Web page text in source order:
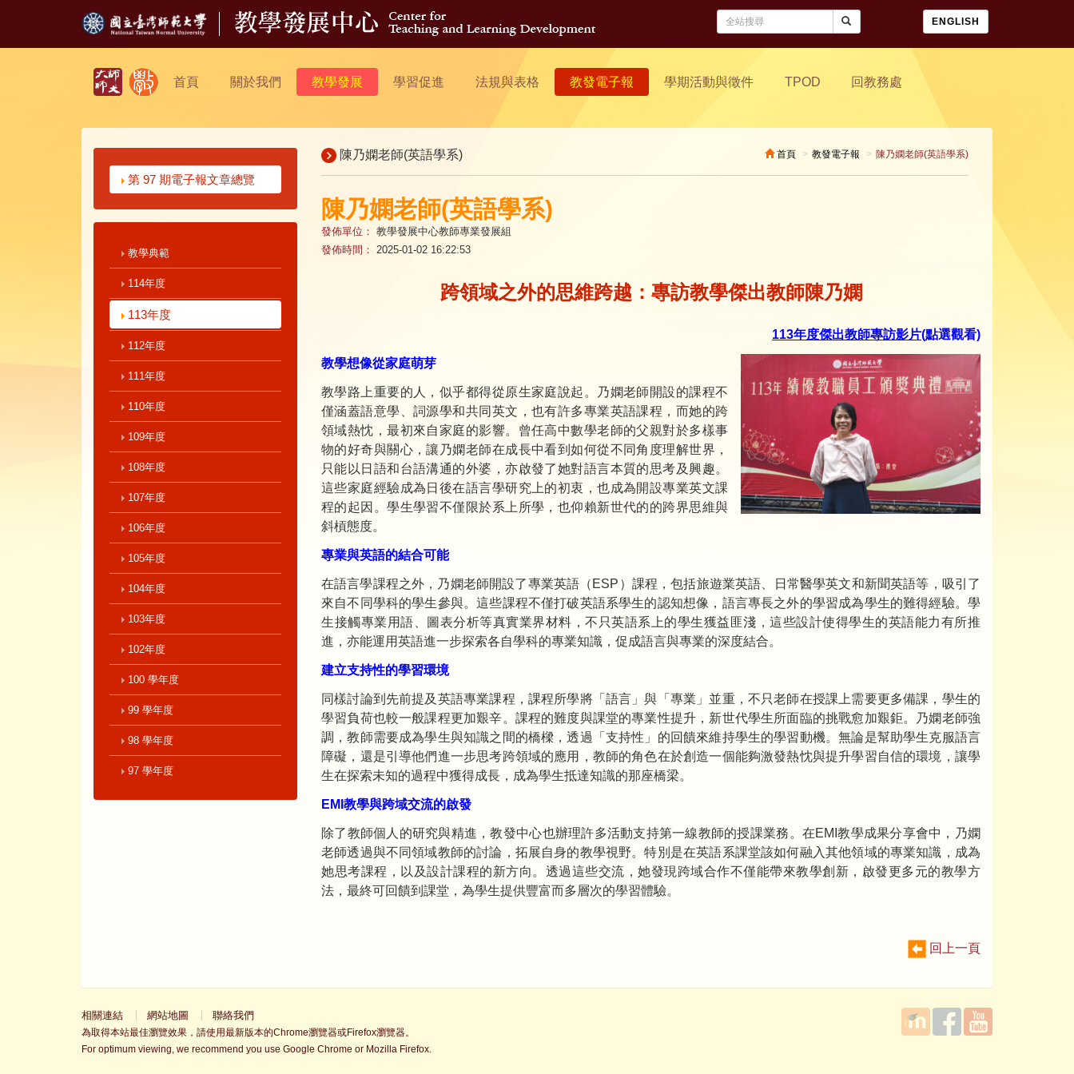
ENGLISH
首頁 關於我們 教學發展 學習促進 法規與表格 教發電子報 學期活動與徵件 TPOD 回教務處
第 97 期電子報文章總覽
教學典範
114年度
113年度
112年度
111年度
110年度
109年度
108年度
107年度
106年度
105年度
104年度
103年度
102年度
100 學年度
99 學年度
98 學年度
97 學年度
陳乃嫻老師(英語學系) 首頁 教發電子報 陳乃嫻老師(英語學系)
陳乃嫻老師(英語學系)
發佈單位： 教學發展中心教師專業發展組
發佈時間： 2025-01-02 16:22:53
跨領域之外的思維跨越：專訪教學傑出教師陳乃嫻
113年度傑出教師專訪影片(點選觀看)
教學想像從家庭萌芽
教學路上重要的人，似乎都得從原生家庭說起。乃嫻老師開設的課程不
僅涵蓋語意學、詞源學和共同英文，也有許多專業英語課程，而她的跨
領域熱忱，最初來自家庭的影響。曾任高中數學老師的父親對於多樣事
物的好奇與關心，讓乃嫻老師在成長中看到如何從不同角度理解世界，
只能以日語和台語溝通的外婆，亦啟發了她對語言本質的思考及興趣。
這些家庭經驗成為日後在語言學研究上的初衷，也成為開設專業英文課
程的起因。學生學習不僅限於系上所學，也仰賴新世代的的跨界思維與
斜槓態度。
專業與英語的結合可能
在語言學課程之外，乃嫻老師開設了專業英語（ESP）課程，包括旅遊業英語、日常醫學英文和新聞英語等，吸引了
來自不同學科的學生參與。這些課程不僅打破英語系學生的認知想像，語言專長之外的學習成為學生的難得經驗。學
生接觸專業用語、圖表分析等真實業界材料，不只英語系上的學生獲益匪淺，這些設計使得學生的英語能力有所推
進，亦能運用英語進一步探索各自學科的專業知識，促成語言與專業的深度結合。
建立支持性的學習環境
同樣討論到先前提及英語專業課程，課程所學將「語言」與「專業」並重，不只老師在授課上需要更多備課，學生的
學習負荷也較一般課程更加艱辛。課程的難度與課堂的專業性提升，新世代學生所面臨的挑戰愈加艱鉅。乃嫻老師強
調，教師需要成為學生與知識之間的橋樑，透過「支持性」的回饋來維持學生的學習動機。無論是幫助學生克服語言
障礙，還是引導他們進一步思考跨領域的應用，教師的角色在於創造一個能夠激發熱忱與提升學習自信的環境，讓學
生在探索未知的過程中獲得成長，成為學生抵達知識的那座橋梁。
EMI 教學與跨域交流的啟發
除了教師個人的研究與精進，教發中心也辦理許多活動支持第一線教師的授課業務。在EMI教學成果分享會中，乃嫻
老師透過與不同領域教師的討論，拓展自身的教學視野。特別是在英語系課堂該如何融入其他領域的專業知識，成為
她思考課程，以及設計課程的新方向。透過這些交流，她發現跨域合作不僅能帶來教學創新，啟發更多元的教學方
法，最終可回饋到課堂，為學生提供豐富而多層次的學習體驗。
回上一頁
相關連結 網站地圖 聯絡我們
為取得本站最佳瀏覽效果，請使用最新版本的Chrome瀏覽器或Firefox瀏覽器。
For optimum viewing, we recommend you use Google Chrome or Mozilla Firefox.